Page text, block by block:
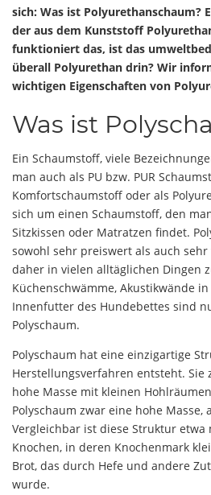
sich: Was ist Polyurethanschaum?
der aus dem Kunststoff
funktioniert das, ist das
überall Polyurethan drin? Wir
wichtigen Eigenschaften von
Was ist
Ein Schaumstoff, viele
man auch als PU bzw. PUR
Komfortschaumstoff oder als
sich um einen Schaumstoff, den
Sitzkissen oder Matratzen findet.
sowohl sehr preiswert als auch
daher in vielen alltäglichen Dingen
Küchenschwämme, Akustikwände
Innenfutter des Hundebettes sind
Polyschaum.
Polyschaum hat eine einzigartige
Herstellungsverfahren entsteht. Sie
hohe Masse mit kleinen
Polyschaum zwar eine hohe Masse,
Vergleichbar ist diese Struktur etwa
Knochen, in deren Knochenmark
Brot, das durch Hefe und andere
wurde.